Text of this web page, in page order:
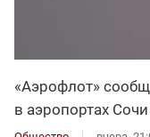
«Аэрофлот»
в аэропортах